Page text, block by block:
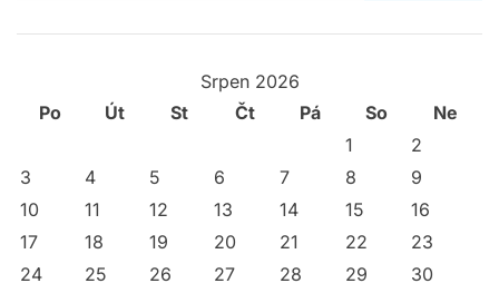
o
n
í
p
Srpen 2026
Po
Út St Čt Pá So
Ne
1
2
3
4 5 6 7 8
9
10
11 12 13 14 15
16
17
18 19 20 21 22
23
24
25 26 27 28 29
30